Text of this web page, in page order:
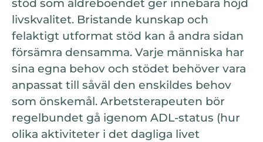
stöd som äldreboendet ger innebära höjd
livskvalitet. Bristande kunskap och
felaktigt utformat stöd kan å andra sidan
försämra densamma. Varje människa har
sina egna behov och stödet behöver vara
anpassat till såväl den enskildes behov
som önskemål. Arbetsterapeuten bör
regelbundet gå igenom ADL-status (hur
olika aktiviteter i det dagliga livet